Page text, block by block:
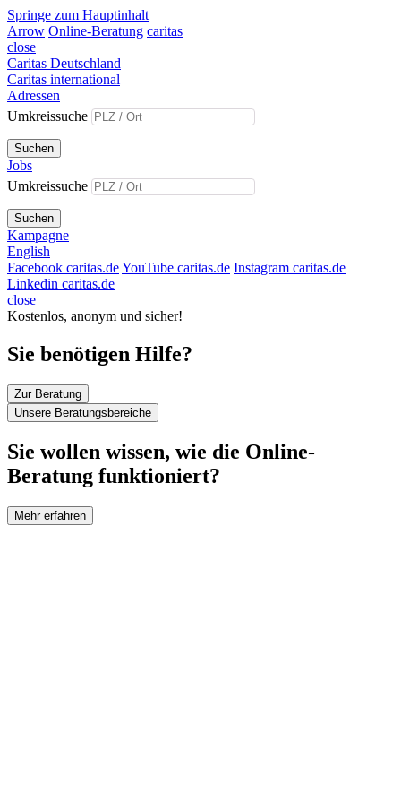
Springe zum Hauptinhalt
Arrow Online-Beratung caritas
close
Caritas Deutschland
Caritas international
Adressen
Umkreissuche
Suchen
Jobs
Umkreissuche
Suchen
Kampagne
English
Facebook caritas.deYouTube caritas.de Instagram caritas.de
Linkedin caritas.de
close
Kostenlos, anonym und sicher!
Sie benötigen Hilfe?
Zur Beratung
Unsere Beratungsbereiche
Sie wollen wissen, wie die Online-
Beratung funktioniert?
Mehr erfahren